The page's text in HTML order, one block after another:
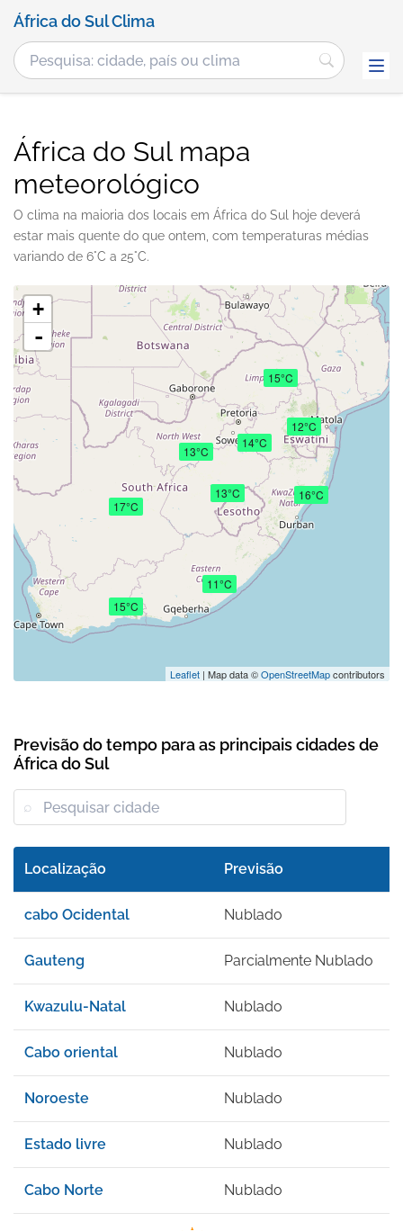
África do Sul Clima
África do Sul mapa
meteorológico
O clima na maioria dos locais em África do Sul hoje deverá
estar mais quente do que ontem, com temperaturas médias
variando de 6°C a 25°C.
15°C
14°C
16°C
11°C
13°C
13°C
17°C
15°C
12°C
+
-
Leaflet | Map data ©OpenStreetMapcontributors
Previsão do tempo para as principais cidades de
África do Sul
Localização Previsão
cabo Ocidental Nublado
Gauteng Parcialmente Nublado
Kwazulu-Natal Nublado
Cabo oriental Nublado
Noroeste Nublado
Estado livre Nublado
Cabo Norte Nublado